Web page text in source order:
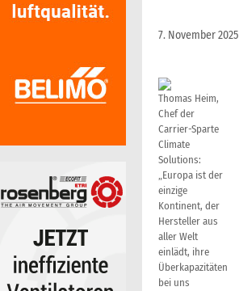
7. November 2025
Thomas Heim,
Chef der
Carrier-Sparte
Climate
Solutions:
„Europa ist der
einzige
Kontinent, der
Hersteller aus
aller Welt
einlädt, ihre
Überkapazitäten
bei uns